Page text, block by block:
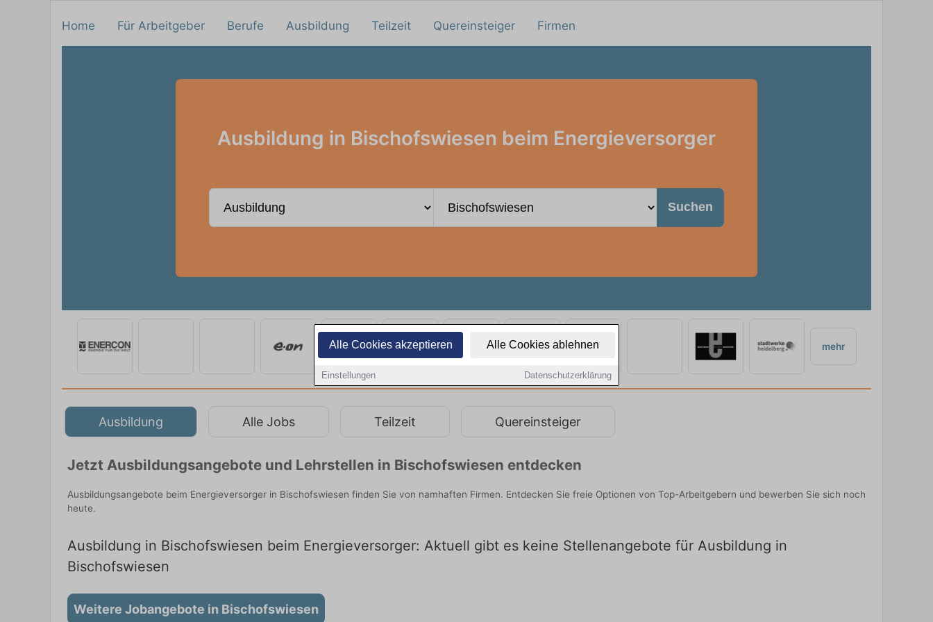
Alle Cookies akzeptieren Alle Cookies ablehnen
Einstellungen Datenschutzerklärung
Home Für Arbeitgeber Berufe Ausbildung Teilzeit Quereinsteiger Firmen
Ausbildung in Bischofswiesen beim Energieversorger
Suchen
mehr
Ausbildung Alle Jobs Teilzeit Quereinsteiger
Jetzt Ausbildungsangebote und Lehrstellen in Bischofswiesen entdecken
Ausbildungsangebote beim Energieversorger in Bischofswiesen finden Sie von namhaften Firmen. Entdecken Sie freie Optionen von Top-Arbeitgebern und bewerben Sie sich noch
heute.
Ausbildung in Bischofswiesen beim Energieversorger: Aktuell gibt es keine Stellenangebote für Ausbildung in
Bischofswiesen
Weitere Jobangebote in Bischofswiesen